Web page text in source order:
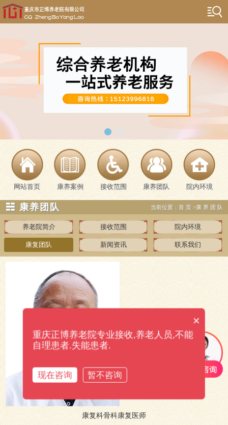
网站首页 康养案例 接收范围 康养团队 院内环境
☵ 康养团队 当前位置： 首页 >康养团队
养老院简介 接收范围 院内环境
康复团队 新闻资讯 联系我们
康复科骨科康复医师
×
重庆正博养老院专业接收,养老人员,不能
自理患者.失能患者.
现在咨询 暂不咨询